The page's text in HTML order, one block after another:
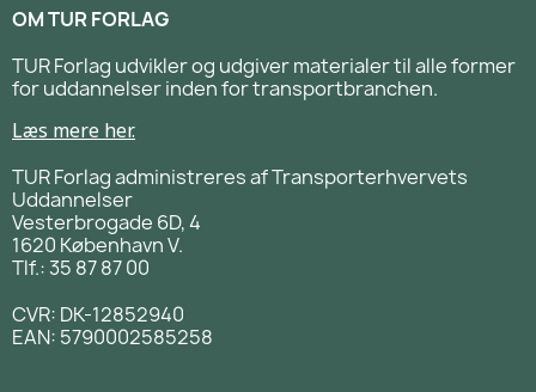
OM TUR FORLAG
TUR Forlag udvikler og udgiver materialer til alle former
for uddannelser inden for transportbranchen.
Læs mere her.
TUR Forlag administreres af Transporterhvervets
Uddannelser
Vesterbrogade 6D, 4
1620 København V.
Tlf.: 35 87 87 00
CVR: DK-12852940
EAN: 5790002585258